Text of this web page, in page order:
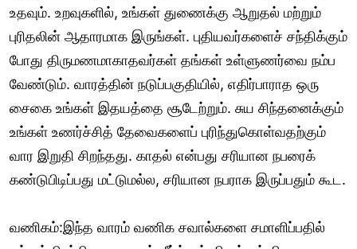
உதவும். உறவுகளில், உங்கள் துணைக்கு ஆறுதல் மற்றும்
புரிதலின் ஆதாரமாக இருங்கள். புதியவர்களைச் சந்திக்கும்
போது திருமணமாகாதவர்கள் தங்கள் உள்ளுணர்வை நம்ப
வேண்டும். வாரத்தின் நடுப்பகுதியில், எதிர்பாராத ஒரு
சைகை உங்கள் இதயத்தை சூடேற்றும். சுய சிந்தனைக்கும்
உங்கள் உணர்ச்சித் தேவைகளைப் புரிந்துகொள்வதற்கும்
வார இறுதி சிறந்தது. காதல் என்பது சரியான நபரைக்
கண்டுபிடிப்பது மட்டுமல்ல, சரியான நபராக இருப்பதும் கூட.
வணிகம்:இந்த வாரம் வணிக சவால்களை சமாளிப்பதில்